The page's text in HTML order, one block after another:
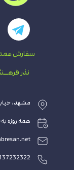
سفارش
نذر
مشهد، خیابان
همه روزه به‌جز